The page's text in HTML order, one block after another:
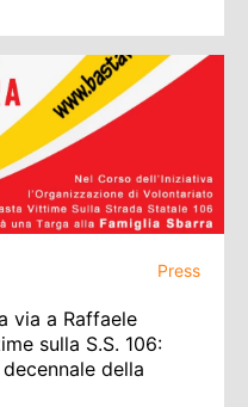
Press
via a Raffaele
sulla S.S. 106:
della